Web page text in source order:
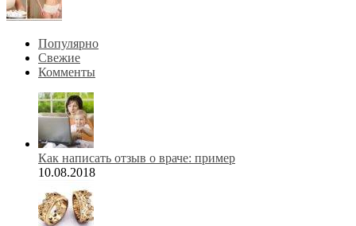
Популярно
Свежие
Комменты
Как написать отзыв о враче: пример
10.08.2018